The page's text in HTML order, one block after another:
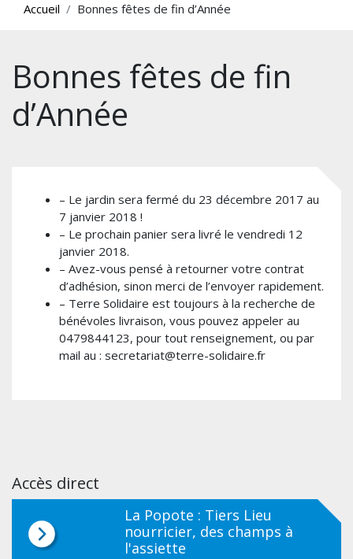
Accueil Bonnes fêtes de fin d’Année
Bonnes fêtes de fin
d’Année
– Le jardin sera fermé du 23 décembre 2017 au
7 janvier 2018 !
– Le prochain panier sera livré le vendredi 12
janvier 2018.
– Avez-vous pensé à retourner votre contrat
d’adhésion, sinon merci de l’envoyer rapidement.
– Terre Solidaire est toujours à la recherche de
bénévoles livraison, vous pouvez appeler au
0479844123, pour tout renseignement, ou par
mail au : secretariat@terre-solidaire.fr
Accès direct
La Popote : Tiers Lieu
nourricier, des champs à
l'assiette